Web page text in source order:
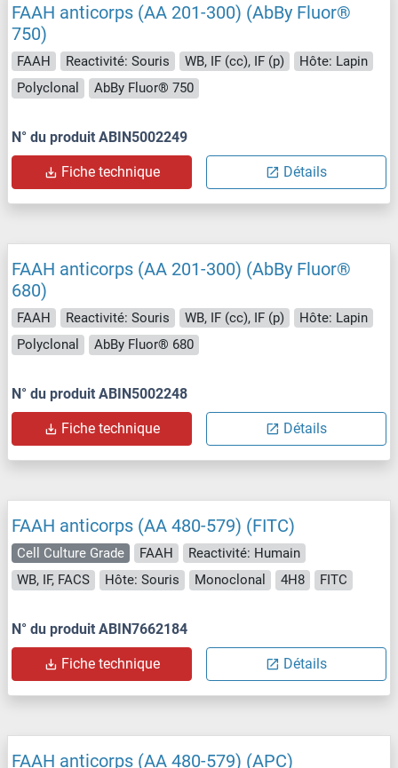
FAAH anticorps (AA 201-300) (AbBy Fluor®
750)
FAAH Reactivité: Souris WB, IF (cc), IF (p)
Hôte: Lapin
Polyclonal
AbBy Fluor® 750
N° du produit ABIN5002249
Fiche technique Détails
FAAH anticorps (AA 201-300) (AbBy Fluor®
680)
FAAH Reactivité: Souris WB, IF (cc), IF (p)
Hôte: Lapin
Polyclonal
AbBy Fluor® 680
N° du produit ABIN5002248
Fiche technique Détails
FAAH anticorps (AA 480-579) (FITC)
Cell Culture Grade FAAH
Reactivité: Humain
WB, IF, FACS
Hôte: Souris Monoclonal 4H8 FITC
N° du produit ABIN7662184
Fiche technique Détails
FAAH anticorps (AA 480-579) (APC)